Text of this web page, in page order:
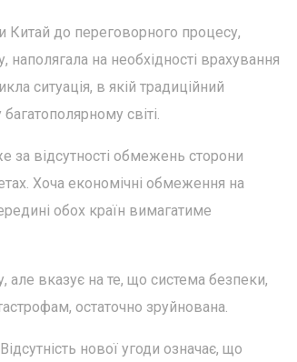
Китай до переговорного процесу,
на необхідності врахування
ситуація, в якій традиційний
світі.
відсутності обмежень сторони
Хоча економічні обмеження на
обох країн вимагатиме
вказує на те, що система безпеки,
остаточно зруйнована.
нової угоди означає, що